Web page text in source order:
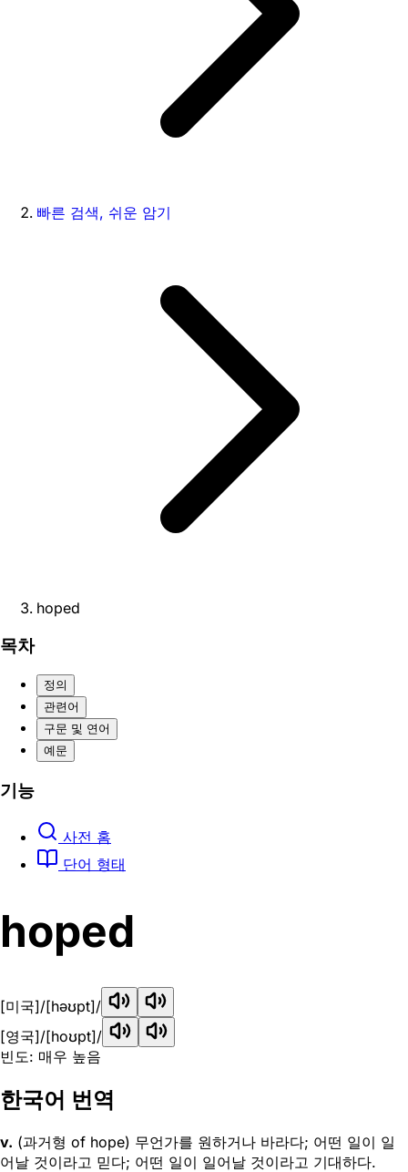
빠른 검색, 쉬운 암기
hoped
목차
정의
관련어
구문 및 연어
예문
기능
사전 홈
단어 형태
hoped
[미국]/[həʊpt]/
[영국]/[hoʊpt]/
빈도: 매우 높음
한국어 번역
v. (과거형 of hope) 무언가를 원하거나 바라다; 어떤 일이 일
어날 것이라고 믿다; 어떤 일이 일어날 것이라고 기대하다.